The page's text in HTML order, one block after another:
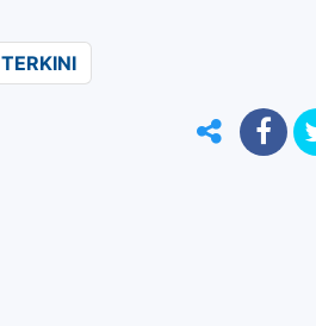
TERKINI